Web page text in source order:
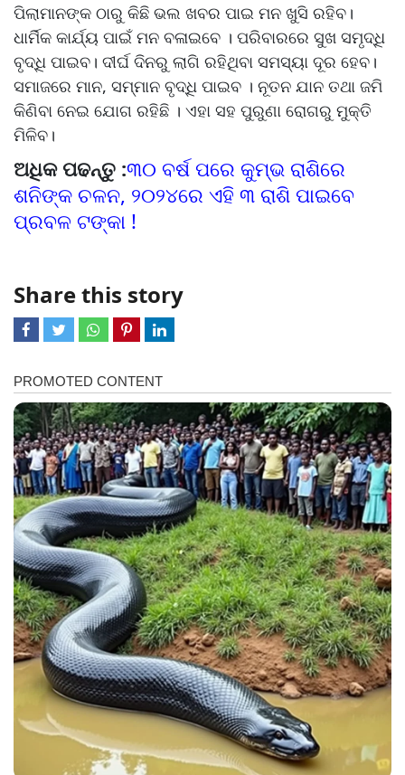
ପିଲାମାନଙ୍କ ଠାରୁ କିଛି ଭଲ ଖବର ପାଇ ମନ ଖୁସି ରହିବ।
ଧାର୍ମିକ କାର୍ଯ୍ୟ ପାଇଁ ମନ ବଳାଇବେ । ପରିବାରରେ ସୁଖ ସମୃଦ୍ଧି
ବୃଦ୍ଧି ପାଇବ। ଦୀର୍ଘ ଦିନରୁ ଲାଗି ରହିଥିବା ସମସ୍ୟା ଦୂର ହେବ।
ସମାଜରେ ମାନ, ସମ୍ମାନ ବୃଦ୍ଧି ପାଇବ । ନୂତନ ଯାନ ତଥା ଜମି
କିଣିବା ନେଇ ଯୋଗ ରହିଛି । ଏହା ସହ ପୁରୁଣା ରୋଗରୁ ମୁକ୍ତି
ମିଳିବ।
ଅଧିକ ପଢନ୍ତୁ :୩୦ ବର୍ଷ ପରେ କୁମ୍ଭ ରାଶିରେ
ଶନିଙ୍କ ଚଳନ, ୨୦୨୪ରେ ଏହି ୩ ରାଶି ପାଇବେ
ପ୍ରବଳ ଟଙ୍କା !
Share this story